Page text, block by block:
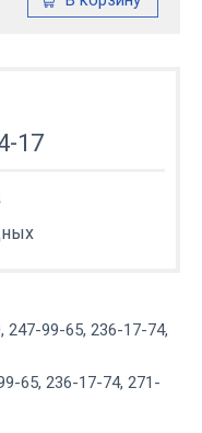
17
99-65, 236-17-74,
65, 236-17-74, 271-